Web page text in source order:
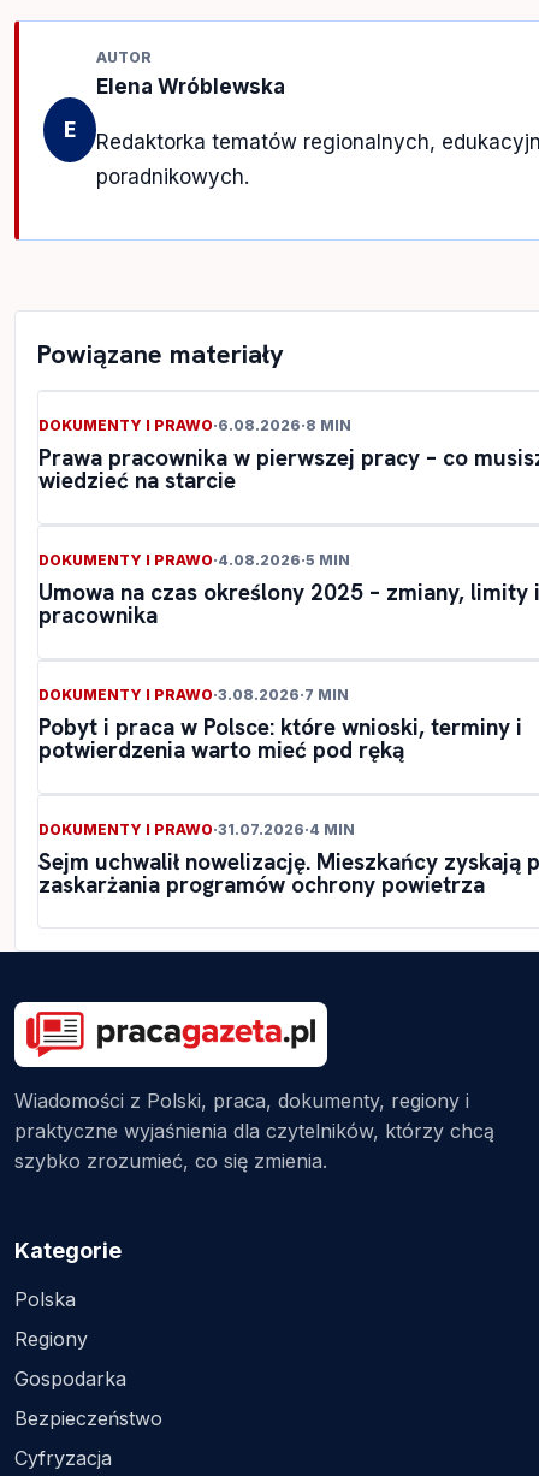
E
AUTOR
Elena Wróblewska
Redaktorka tematów regionalnych,
poradnikowych.
Powiązane materiały
DOKUMENTY I PRAWO·6.08.2026·8 MIN
Prawa pracownika w pierwszej pracy – co
wiedzieć na starcie
DOKUMENTY I PRAWO·4.08.2026·5 MIN
Umowa na czas określony 2025 – zmiany, limity
pracownika
DOKUMENTY I PRAWO·3.08.2026·7 MIN
Pobyt i praca w Polsce: które wnioski, terminy i
potwierdzenia warto mieć pod ręką
DOKUMENTY I PRAWO·31.07.2026·4 MIN
Sejm uchwalił nowelizację. Mieszkańcy zyskają
zaskarżania programów ochrony powietrza
Wiadomości z Polski, praca, dokumenty, regiony i
praktyczne wyjaśnienia dla czytelników, którzy chcą
szybko zrozumieć, co się zmienia.
Kategorie
Polska
Regiony
Gospodarka
Bezpieczeństwo
Cyfryzacja